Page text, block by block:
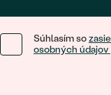
Súhlasím so
osobných